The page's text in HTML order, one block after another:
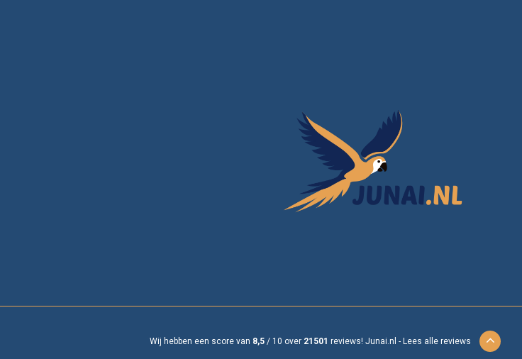
Wij hebben een score van 8,5 / 10 over 21501 reviews! Junai.nl - Lees alle reviews